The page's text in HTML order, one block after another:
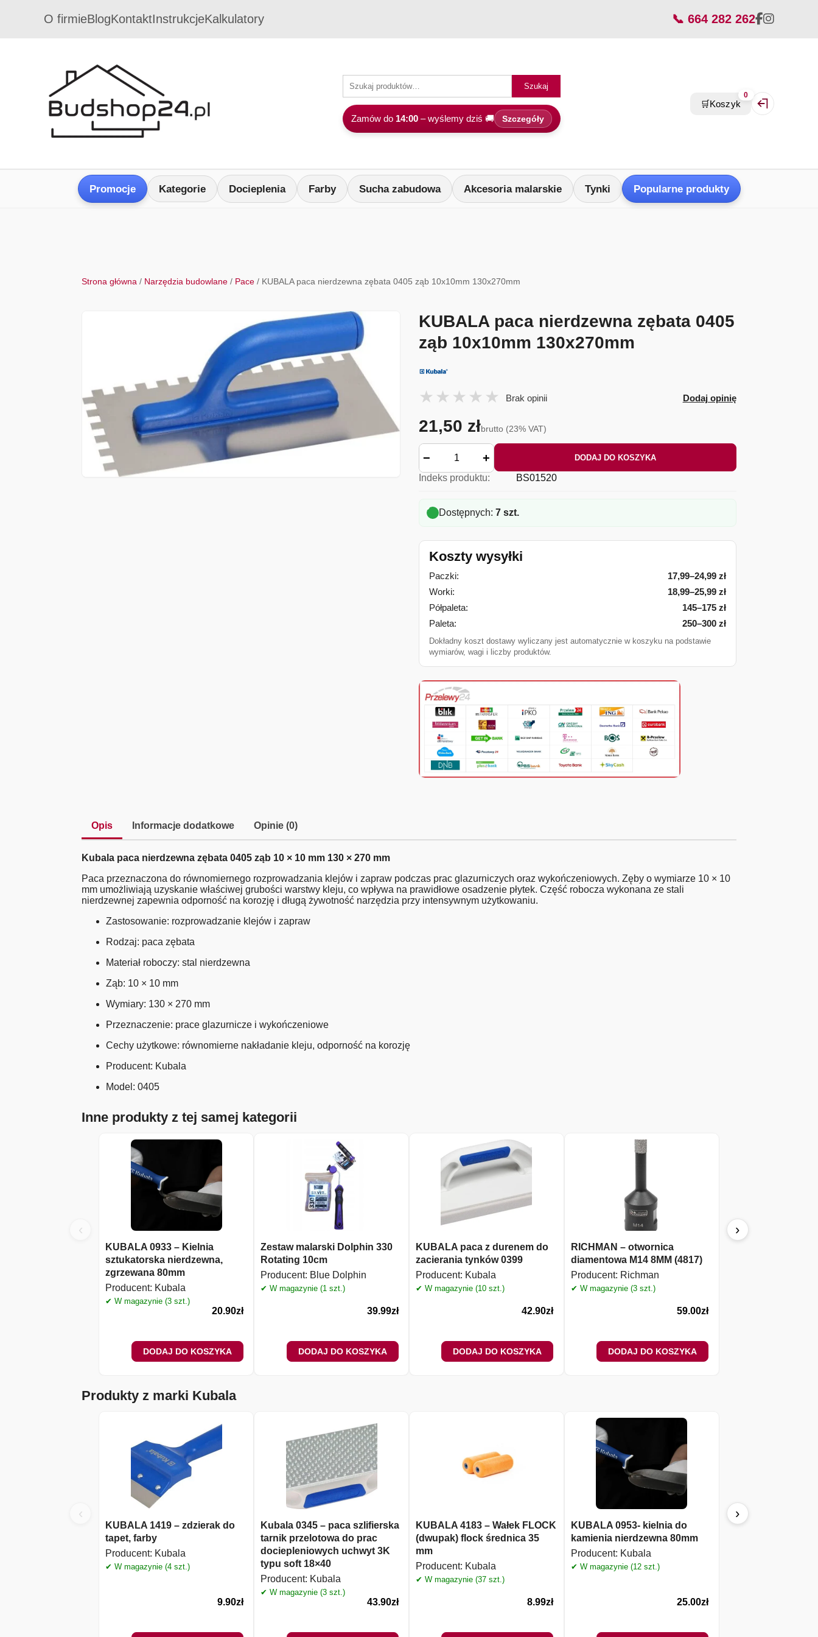
O firmieBlogKontaktInstrukcjeKalkulatory 📞 664 282 262
Szukaj
Zamów do 14:00– wyślemy dziś 🚚 Szczegóły
🛒Koszyk
0
Zaloguj się /
Promocje Kategorie Docieplenia Farby Sucha zabudowa Akcesoria malarskie Tynki Popularne produkty
Strona główna / Narzędzia budowlane / Pace / KUBALA paca nierdzewna zębata 0405 ząb 10x10mm 130x270mm
KUBALA paca nierdzewna zębata 0405
ząb 10x10mm 130x270mm
Brak opinii Dodaj opinię
21,50 złbrutto (23% VAT)
− + DODAJ DO KOSZYKA
Indeks produktu: BS01520
Dostępnych: 7 szt.
Koszty wysyłki
Paczki:
17,99–24,99 zł
Worki:
18,99–25,99 zł
Półpaleta:
145–175 zł
Paleta:
250–300 zł
Dokładny koszt dostawy wyliczany jest automatycznie w koszyku na podstawie
wymiarów, wagi i liczby produktów.
Opis Informacje dodatkowe Opinie (0)
Kubala paca nierdzewna zębata 0405 ząb 10 × 10 mm 130 × 270 mm
Paca przeznaczona do równomiernego rozprowadzania klejów i zapraw podczas prac glazurniczych oraz wykończeniowych. Zęby o wymiarze 10 × 10
mm umożliwiają uzyskanie właściwej grubości warstwy kleju, co wpływa na prawidłowe osadzenie płytek. Część robocza wykonana ze stali
nierdzewnej zapewnia odporność na korozję i długą żywotność narzędzia przy intensywnym użytkowaniu.
Zastosowanie: rozprowadzanie klejów i zapraw
Rodzaj: paca zębata
Materiał roboczy: stal nierdzewna
Ząb: 10 × 10 mm
Wymiary: 130 × 270 mm
Przeznaczenie: prace glazurnicze i wykończeniowe
Cechy użytkowe: równomierne nakładanie kleju, odporność na korozję
Producent: Kubala
Model: 0405
Inne produkty z tej samej kategorii
‹
KUBALA 0933 – Kielnia
sztukatorska nierdzewna,
zgrzewana 80mm
Producent: Kubala
✔ W magazynie (3 szt.)
20.90zł
DODAJ DO KOSZYKA
Zestaw malarski Dolphin 330
Rotating 10cm
Producent: Blue Dolphin
✔ W magazynie (1 szt.)
39.99zł
DODAJ DO KOSZYKA
KUBALA paca z durenem do
zacierania tynków 0399
Producent: Kubala
✔ W magazynie (10 szt.)
42.90zł
DODAJ DO KOSZYKA
RICHMAN – otwornica
diamentowa M14 8MM (4817)
Producent: Richman
✔ W magazynie (3 szt.)
59.00zł
DODAJ DO KOSZYKA
›
Produkty z marki Kubala
‹
KUBALA 1419 – zdzierak do
tapet, farby
Producent: Kubala
✔ W magazynie (4 szt.)
9.90zł
Kubala 0345 – paca szlifierska
tarnik przelotowa do prac
dociepleniowych uchwyt 3K
typu soft 18×40
Producent: Kubala
✔ W magazynie (3 szt.)
43.90zł
KUBALA 4183 – Wałek FLOCK
(dwupak) flock średnica 35
mm
Producent: Kubala
✔ W magazynie (37 szt.)
8.99zł
KUBALA 0953- kielnia do
kamienia nierdzewna 80mm
Producent: Kubala
✔ W magazynie (12 szt.)
25.00zł
KUBALA 0409 –
›